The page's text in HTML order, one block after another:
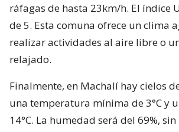
ráfagas de hasta 23km/h. El índice
de 5. Esta comuna ofrece un clima
realizar actividades al aire libre o
relajado.
Finalmente, en Machalí hay cielos
una temperatura mínima de 3°C y
14°C. La humedad será del 69%,